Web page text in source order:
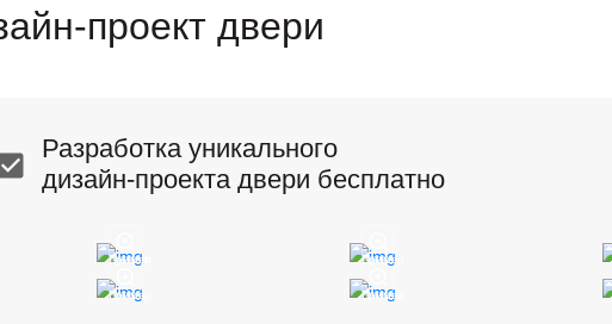
проект двери
Разработка уникального
дизайн-проекта двери бесплатно
Пример Пример
Пример Пример